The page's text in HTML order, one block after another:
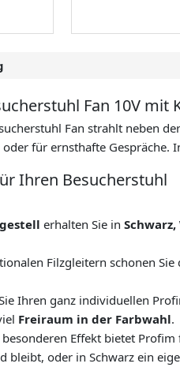
Fan 10V mit
Fan strahlt neben
für ernsthafte Gespräche.
Ihren Besucherstuhl
erhalten Sie in
Filzgleitern schonen
Ihren ganz individuellen
Freiraum in der Farbwahl.
besonderen Effekt bietet
bleibt, oder in Schwarz ein